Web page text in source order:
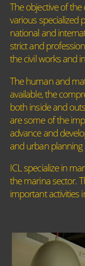
The objective of
various specialized
national and
strict and
the civil works and
The human and
available, the
both inside and
are some of the
advance and
and urban planning
ICL specialize in
the marina sector.
important activities